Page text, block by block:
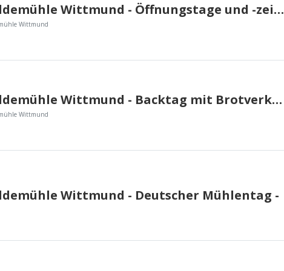
Peldemühle Wittmund - Öffnungstage und -zeiten-
Wittmund
Peldemühle Wittmund - Backtag mit Brotverkauf -
Wittmund
Wittmund - Deutscher Mühlentag -